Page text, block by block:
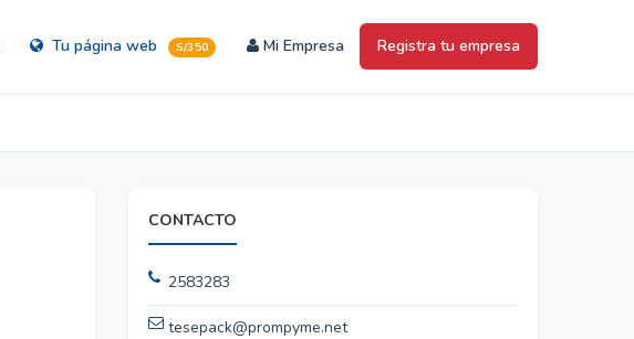
Tu página web S/350 Mi Empresa Registra tu empresa
CONTACTO
2583283
tesepack@prompyme.net